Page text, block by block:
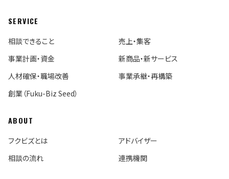
SERVICE
相談できること
売上・集客
事業計画・資金
新商品・新サービス
人材確保・職場改善
事業承継・再構築
創業（Fuku-Biz Seed）
ABOUT
フクビズとは
アドバイザー
相談の流れ
連携機関